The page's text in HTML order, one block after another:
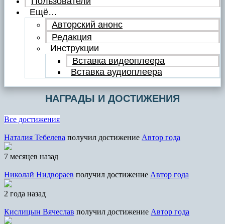
Ещё…
Авторский анонс
Редакция
Инструкции
Вставка видеоплеера
Вставка аудиоплеера
НАГРАДЫ И ДОСТИЖЕНИЯ
Все достижения
Наталия Тебелева получил достижение Автор года
7 месяцев назад
Николай Нидвораев получил достижение Автор года
2 года назад
Кислицын Вячеслав получил достижение Автор года